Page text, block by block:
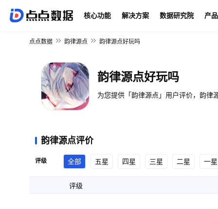
核心功能 解决方案 数据研究院 产
点点数据 韵律源点 韵律源点好玩吗
韵律源点好玩吗
为您提供「韵律源点」用户评价，韵律
韵律源点评价
评级 全部 五星 四星 三星 二星 一星
评级